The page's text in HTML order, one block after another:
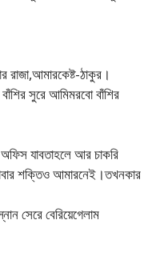
রাজা,আমারকেষ্ট-ঠাকুর।
সুরে আমিমরবো বাঁশির
যাবতাহলে আর চাকরি
শক্তিও আমারনেই।তখনকার
সেরে বেরিয়েগেলাম